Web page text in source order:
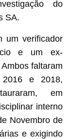
do
SA.
um verificador
e um ex-
faltaram
2016 e 2018,
em
interno
Novembro de
e exigindo